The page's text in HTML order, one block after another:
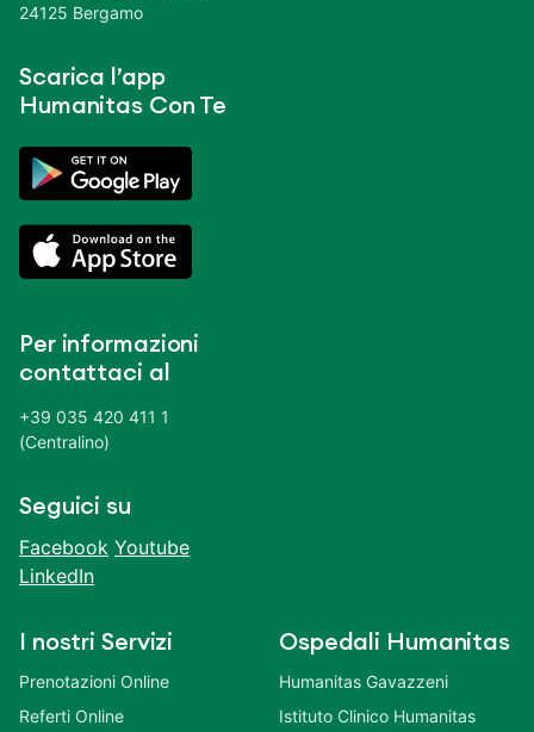
24125 Bergamo
Scarica l’app
Humanitas Con Te
Per informazioni
contattaci al
+39 035 420 411 1
(Centralino)
Seguici su
Facebook Youtube
LinkedIn
I nostri Servizi
Prenotazioni Online
Referti Online
Ospedali Humanitas
Humanitas Gavazzeni
Istituto Clinico Humanitas